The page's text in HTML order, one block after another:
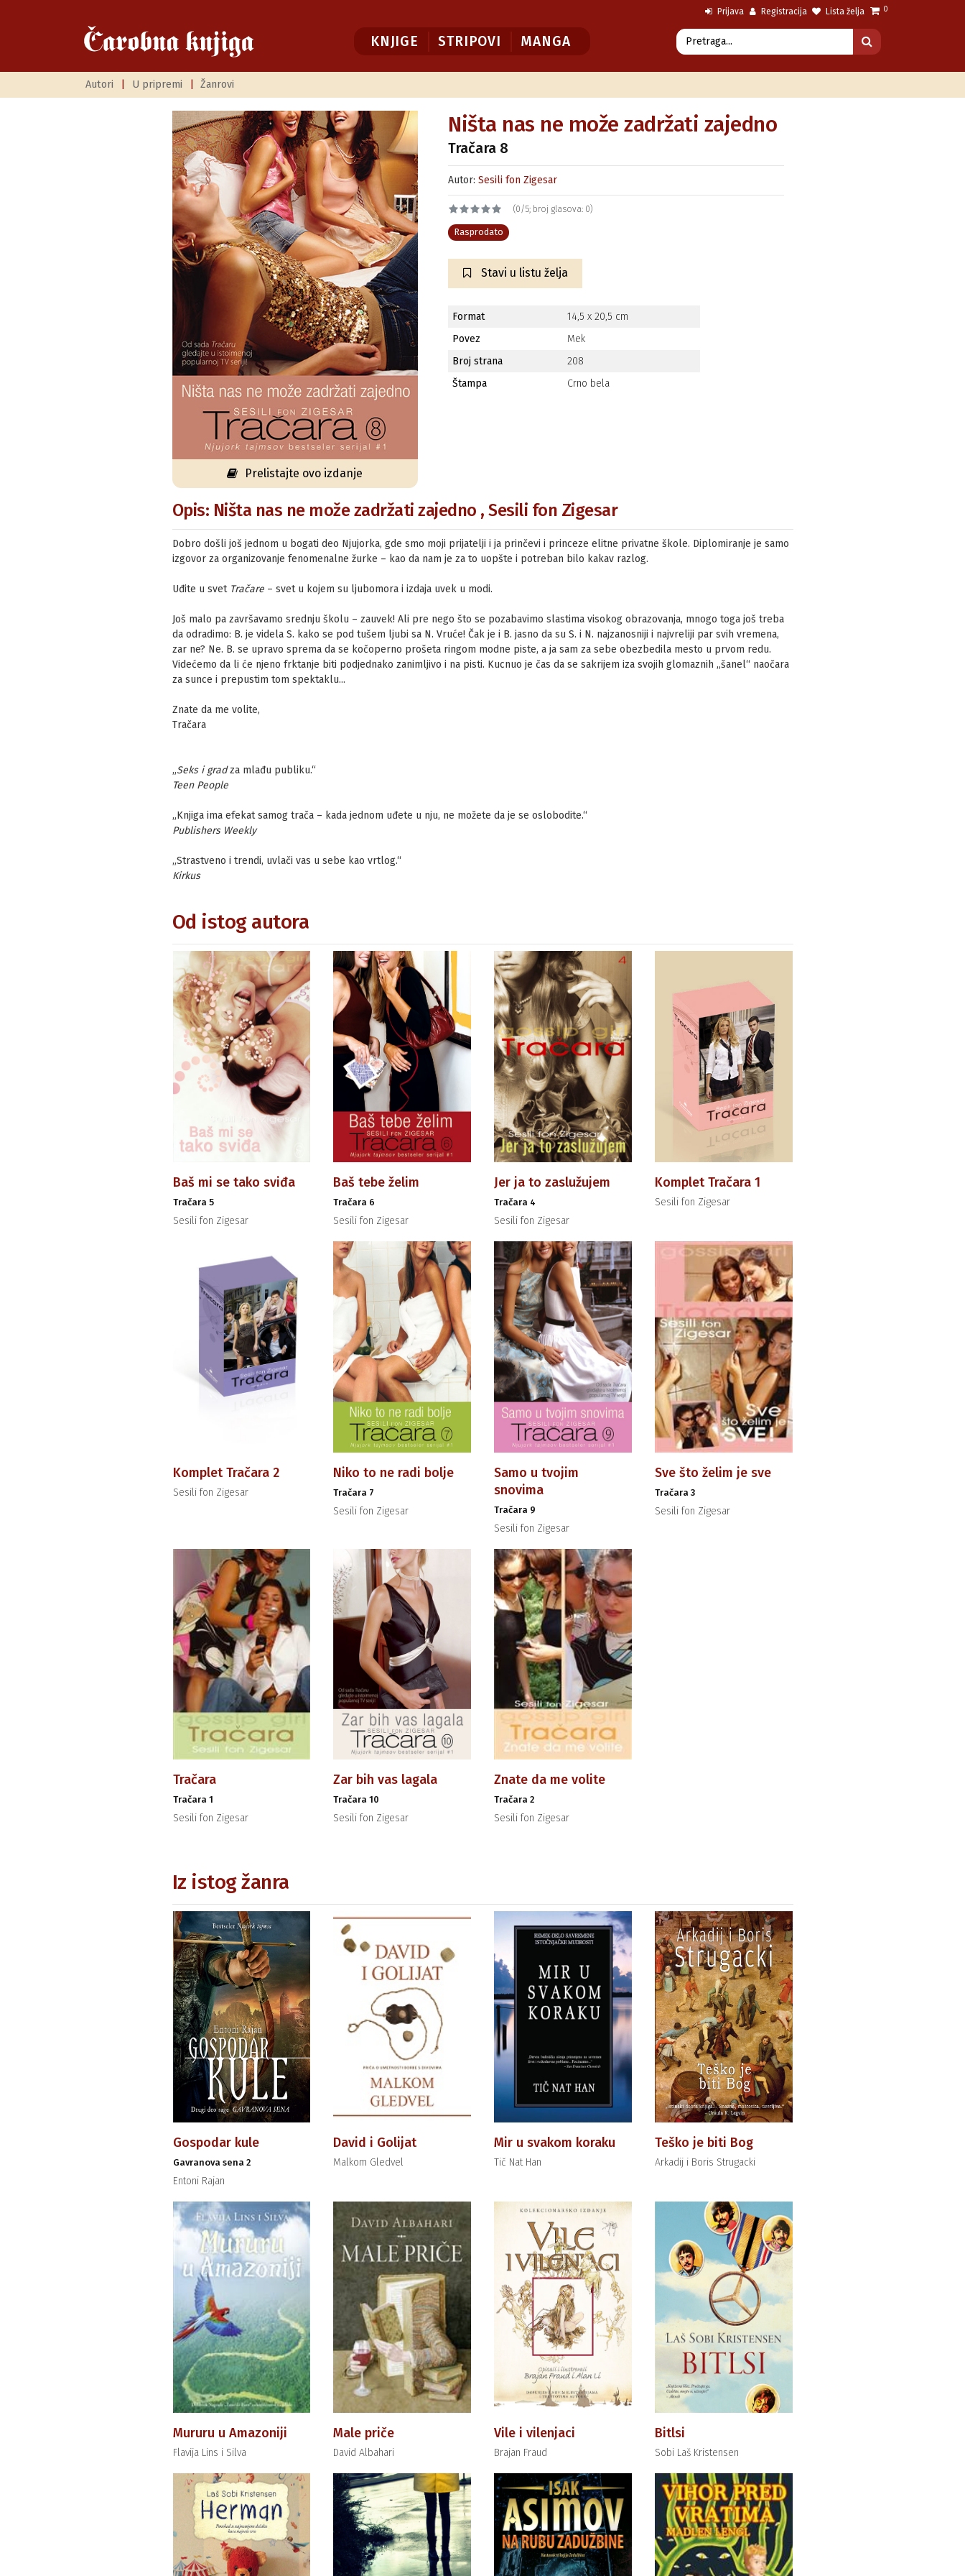
Prijava Registracija Lista želja 0
KNJIGE STRIPOVI MANGA
Autori U pripremi Žanrovi
Prelistajte ovo izdanje
Ništa nas ne može zadržati zajedno
Tračara 8
Autor:Sesili fon Zigesar
(0/5; broj glasova: 0)
Rasprodato
Stavi u listu želja
Format
14,5 x 20,5 cm
Povez
Mek
Broj strana
208
Štampa
Crno bela
Opis: Ništa nas ne može zadržati zajedno , Sesili fon Zigesar
Dobro došli još jednom u bogati deo Njujorka, gde smo moji prijatelji i ja prinčevi i princeze elitne privatne škole. Diplomiranje je samo
izgovor za organizovanje fenomenalne žurke – kao da nam je za to uopšte i potreban bilo kakav razlog.
Uđite u svet Tračare– svet u kojem su ljubomora i izdaja uvek u modi.
Još malo pa završavamo srednju školu – zauvek! Ali pre nego što se pozabavimo slastima visokog obrazovanja, mnogo toga još treba
da odradimo: B. je videla S. kako se pod tušem ljubi sa N. Vruće! Čak je i B. jasno da su S. i N. najzanosniji i najvreliji par svih vremena,
zar ne? Ne. B. se upravo sprema da se kočoperno prošeta ringom modne piste, a ja sam za sebe obezbedila mesto u prvom redu.
Videćemo da li će njeno frktanje biti podjednako zanimljivo i na pisti. Kucnuo je čas da se sakrijem iza svojih glomaznih „šanel“ naočara
za sunce i prepustim tom spektaklu...
Znate da me volite,
Tračara
„Seks i gradza mlađu publiku.“
Teen People
„Knjiga ima efekat samog trača – kada jednom uđete u nju, ne možete da je se oslobodite.“
Publishers Weekly
„Strastveno i trendi, uvlači vas u sebe kao vrtlog.“
Kirkus
Od istog autora
Baš mi se tako sviđa
Tračara 5
Sesili fon Zigesar
Baš tebe želim
Tračara 6
Sesili fon Zigesar
Jer ja to zaslužujem
Tračara 4
Sesili fon Zigesar
Komplet Tračara 1
Sesili fon Zigesar
Komplet Tračara 2
Sesili fon Zigesar
Niko to ne radi bolje
Tračara 7
Sesili fon Zigesar
Samo u tvojim
snovima
Tračara 9
Sesili fon Zigesar
Sve što želim je sve
Tračara 3
Sesili fon Zigesar
Tračara
Tračara 1
Sesili fon Zigesar
Zar bih vas lagala
Tračara 10
Sesili fon Zigesar
Znate da me volite
Tračara 2
Sesili fon Zigesar
Iz istog žanra
Gospodar kule
Gavranova sena 2
Entoni Rajan
David i Golijat
Malkom Gledvel
Mir u svakom koraku
Tič Nat Han
Teško je biti Bog
Arkadij i Boris Strugacki
Mururu u Amazoniji
Flavija Lins i Silva
Male priče
David Albahari
Vile i vilenjaci
Brajan Fraud
Bitlsi
Sobi Laš Kristensen